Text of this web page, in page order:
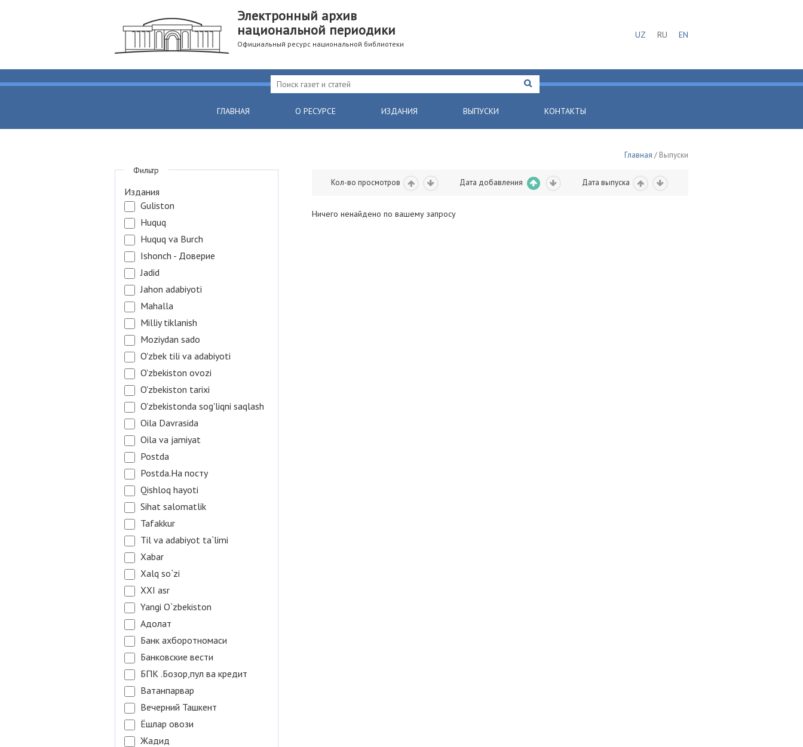
Электронный архив
национальной периодики
Официальный ресурс национальной библиотеки
UZ RU EN
ГЛАВНАЯ О РЕСУРСЕ ИЗДАНИЯ ВЫПУСКИ КОНТАКТЫ
Главная / Выпуски
Кол-во просмотров Дата добавления Дата выпуска
Ничего ненайдено по вашему запросу
Фильтр
Издания
Guliston
Huquq
Huquq va Burch
Ishonch - Доверие
Jadid
Jahon adabiyoti
Mahalla
Milliy tiklanish
Moziydan sado
O'zbek tili va adabiyoti
O'zbekiston ovozi
O'zbekiston tarixi
O'zbekistonda sog'liqni saqlash
Oila Davrasida
Oila va jamiyat
Postda
Postda.На посту
Qishloq hayoti
Sihat salomatlik
Tafakkur
Til va adabiyot ta`limi
Xabar
Xalq so`zi
XXI asr
Yangi O`zbekiston
Адолат
Банк ахборотномаси
Банковские вести
БПК .Бозор,пул ва кредит
Ватанпарвар
Вечерний Ташкент
Ёшлар овози
Жадид